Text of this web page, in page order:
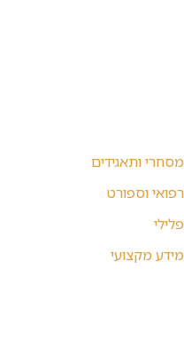
מסחרי ותאגידים
רפואי וספורט
פלילי
מידע מקצועי